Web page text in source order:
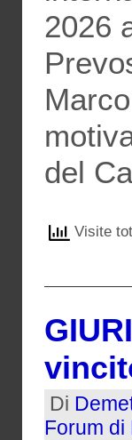
2026
del
Visite
Di
Forum di